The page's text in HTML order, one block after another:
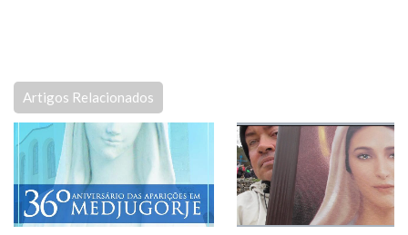
Artigos Relacionados